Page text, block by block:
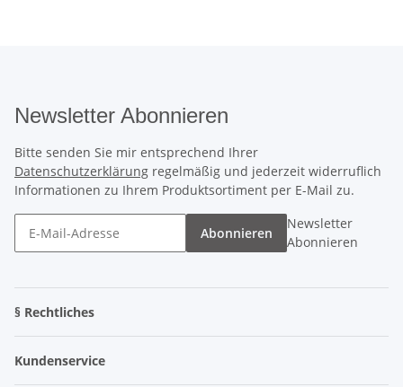
Newsletter Abonnieren
Bitte senden Sie mir entsprechend Ihrer
Datenschutzerklärung regelmäßig und jederzeit widerruflich
Informationen zu Ihrem Produktsortiment per E-Mail zu.
Abonnieren
Newsletter
Abonnieren
§ Rechtliches
Kundenservice